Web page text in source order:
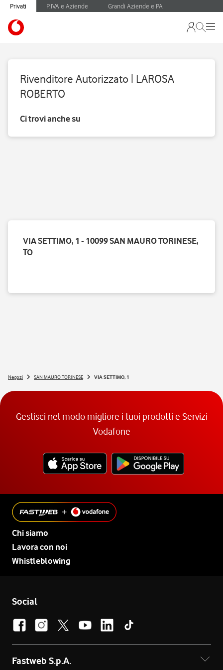
Privati P.IVA e Aziende Grandi Aziende e PA
Rivenditore Autorizzato | LAROSA
ROBERTO
Ci trovi anche su
VIA SETTIMO, 1 - 10099 SAN MAURO TORINESE,
TO
Negozi SAN MAURO TORINESE VIA SETTIMO, 1
Gestisci nel modo migliore i tuoi prodotti e Servizi
Vodafone
Chi siamo
Lavora con noi
Whistleblowing
Social
Fastweb S.p.A.